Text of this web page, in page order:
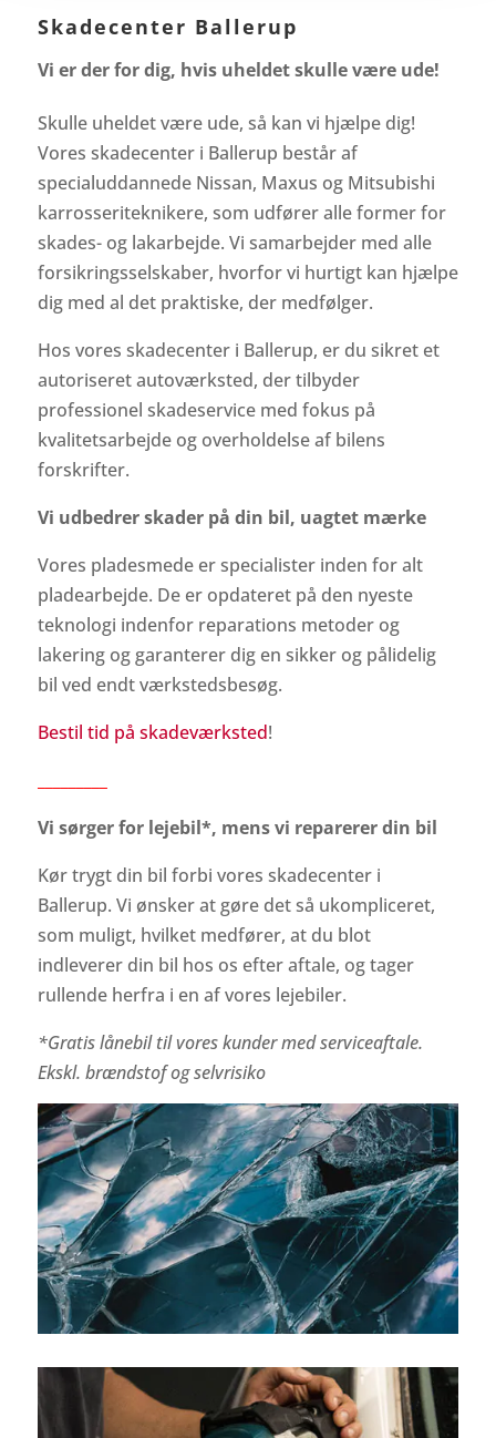
Skadecenter Ballerup
Vi er der for dig, hvis uheldet skulle være ude!
Skulle uheldet være ude, så kan vi hjælpe dig!
Vores skadecenter i Ballerup består af
specialuddannede Nissan, Maxus og Mitsubishi
karrosseriteknikere, som udfører alle former for
skades- og lakarbejde. Vi samarbejder med alle
forsikringsselskaber, hvorfor vi hurtigt kan hjælpe
dig med al det praktiske, der medfølger.
Hos vores skadecenter i Ballerup, er du sikret et
autoriseret autoværksted, der tilbyder
professionel skadeservice med fokus på
kvalitetsarbejde og overholdelse af bilens
forskrifter.
Vi udbedrer skader på din bil, uagtet mærke
Vores pladesmede er specialister inden for alt
pladearbejde. De er opdateret på den nyeste
teknologi indenfor reparations metoder og
lakering og garanterer dig en sikker og pålidelig
bil ved endt værkstedsbesøg.
Bestil tid på skadeværksted!
Vi sørger for lejebil*, mens vi reparerer din bil
Kør trygt din bil forbi vores skadecenter i
Ballerup. Vi ønsker at gøre det så ukompliceret,
som muligt, hvilket medfører, at du blot
indleverer din bil hos os efter aftale, og tager
rullende herfra i en af vores lejebiler.
*Gratis lånebil til vores kunder med serviceaftale.
Ekskl. brændstof og selvrisiko